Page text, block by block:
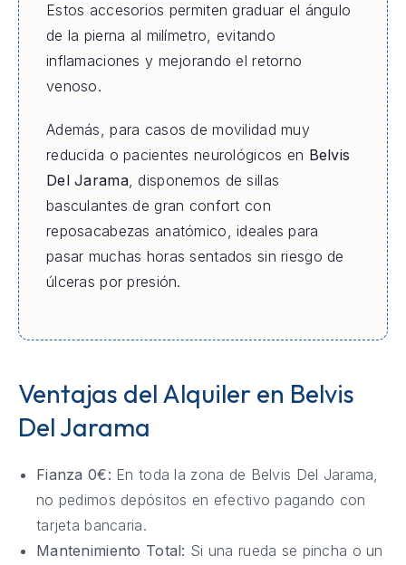
Estos accesorios permiten graduar el ángulo
de la pierna al milímetro, evitando
inflamaciones y mejorando el retorno
venoso.
Además, para casos de movilidad muy
reducida o pacientes neurológicos en Belvis
Del Jarama, disponemos de sillas
basculantes de gran confort con
reposacabezas anatómico, ideales para
pasar muchas horas sentados sin riesgo de
úlceras por presión.
Ventajas del Alquiler en Belvis
Del Jarama
Fianza 0€: En toda la zona de Belvis Del Jarama,
no pedimos depósitos en efectivo pagando con
tarjeta bancaria.
Mantenimiento Total: Si una rueda se pincha o un